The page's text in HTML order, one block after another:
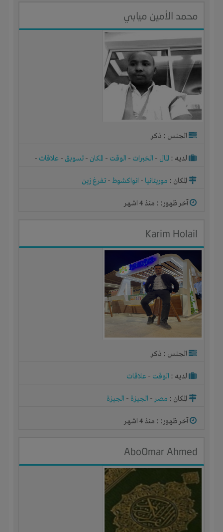
محمد الأمين ميابي
الجنس : ذكر
لديـه : المال - الخبرات - الوقت - المكان - تسويق - علاقات -
المكان : موريتانيا - انواكشوط- تفرغ زين
آخر ظهور: : منذ 4 اشهر
Karim Holail
الجنس : ذكر
لديـه : الوقت - علاقات
المكان : مصر- الجيزة - الجيزة
آخر ظهور: : منذ 4 اشهر
AboOmar Ahmed